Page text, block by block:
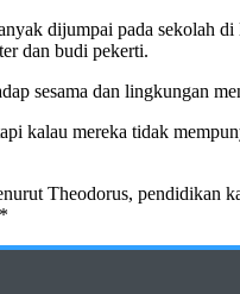
dijumpai pada sekolah
dan budi pekerti.
sesama dan lingkungan
kalau mereka tidak
Theodorus, pendidikan